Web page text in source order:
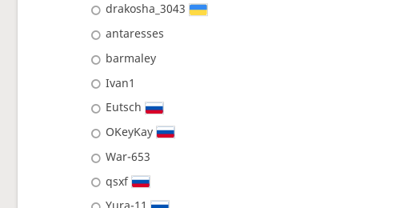
drakosha_3043
antaresses
barmaley
Ivan1
Eutsch
OKeyKay
War-653
qsxf